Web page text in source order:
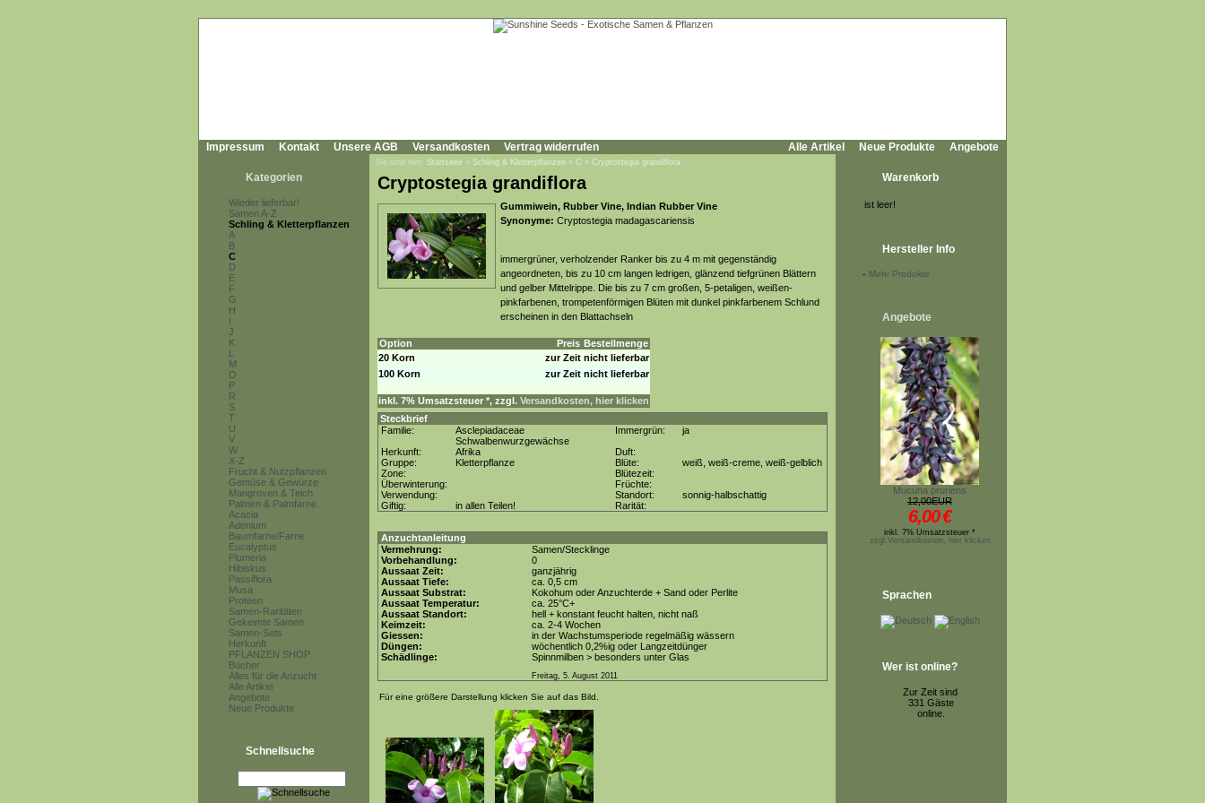
Impressum Kontakt Unsere AGB Versandkosten Vertrag widerrufen Alle Artikel Neue Produkte Angebote
Kategorien
Wieder lieferbar!
Samen A-Z
Schling & Kletterpflanzen
A
B
C
D
E
F
G
H
I
J
K
L
M
O
P
R
S
T
U
V
W
X-Z
Frucht & Nutzpflanzen
Gemüse & Gewürze
Mangroven & Teich
Palmen & Palmfarne
Acacia
Adenium
Baumfarne/Farne
Eucalyptus
Plumeria
Hibiskus
Passiflora
Musa
Proteen
Samen-Raritäten
Gekeimte Samen
Samen-Sets
Herkunft
PFLANZEN SHOP
Bücher
Alles für die Anzucht
Alle Artikel
Angebote
Neue Produkte
Schnellsuche
Sie sind hier: Startseite » Schling & Kletterpflanzen » C » Cryptostegia grandiflora
Cryptostegia grandiflora
Gummiwein, Rubber Vine, Indian Rubber Vine
Synonyme: Cryptostegia madagascariensis
immergrüner, verholzender Ranker bis zu 4 m mit gegenständig
angeordneten, bis zu 10 cm langen ledrigen, glänzend tiefgrünen Blättern
und gelber Mittelrippe. Die bis zu 7 cm großen, 5-petaligen, weißen-
pinkfarbenen, trompetenförmigen Blüten mit dunkel pinkfarbenem Schlund
erscheinen in den Blattachseln
Option Preis Bestellmenge
20 Korn
zur Zeit nicht lieferbar
100 Korn
zur Zeit nicht lieferbar
inkl. 7% Umsatzsteuer *, zzgl. Versandkosten, hier klicken
Steckbrief
Familie:
Asclepiadaceae
Schwalbenwurzgewächse
Immergrün:
ja
Herkunft:
Afrika
Duft:
Gruppe:
Kletterpflanze Blüte:
weiß, weiß-creme, weiß-gelblich
Zone:
Blütezeit:
Überwinterung:
Früchte:
Verwendung:
Standort:
sonnig-halbschattig
Giftig:
in allen Teilen! Rarität:
Anzuchtanleitung
Vermehrung:
Samen/Stecklinge
Vorbehandlung:
0
Aussaat Zeit:
ganzjährig
Aussaat Tiefe:
ca. 0,5 cm
Aussaat Substrat:
Kokohum oder Anzuchterde + Sand oder Perlite
Aussaat Temperatur:
ca. 25°C+
Aussaat Standort:
hell + konstant feucht halten, nicht naß
Keimzeit:
ca. 2-4 Wochen
Giessen:
in der Wachstumsperiode regelmäßig wässern
Düngen:
wöchentlich 0,2%ig oder Langzeitdünger
Schädlinge:
Spinnmilben > besonders unter Glas
Freitag, 5. August 2011
Für eine größere Darstellung klicken Sie auf das Bild.
Warenkorb
ist leer!
Hersteller Info
- Mehr Produkte
Angebote
Mucuna pruriens
12,00EUR
6,00€
inkl. 7% Umsatzsteuer *
zzgl.Versandkosten, hier klicken
Sprachen
Wer ist online?
Zur Zeit sind
331 Gäste
online.